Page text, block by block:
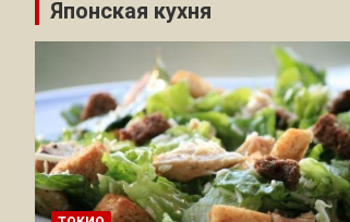
Японская кухня